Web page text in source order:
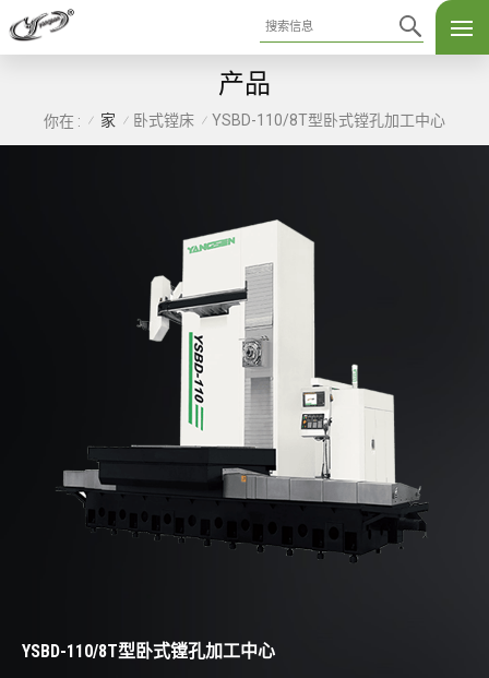
产品
你在 : / 家 / 卧式镗床 / YSBD-110/8T型卧式镗孔加工中心
YSBD-110/8T型卧式镗孔加工中心